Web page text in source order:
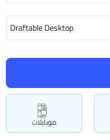
موبايلات
Draftable Desktop